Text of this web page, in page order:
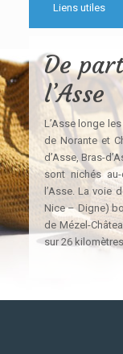
Liens utiles
De
l’Asse
L’Asse longe
de Norante et
d’Asse, Bras-
sont nichés
l’Asse. La voie
Nice – Digne)
de Mézel-
sur 26